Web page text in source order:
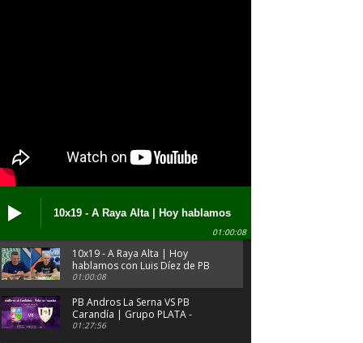
10x19 - A Raya Alta | Hoy hablamos
con Luis Díez de PB Contrucciones
01:00:08
10x19 - A Raya Alta | Hoy
hablamos con Luis Díez de PB
Contrucciones José Gtrz
Calante (03/08/2026)
01:00:08
PB Andros La Serna VS PB
Carandía | Grupo PLATA -
Jornada 9 | Bolos en Femenino
01:27:56